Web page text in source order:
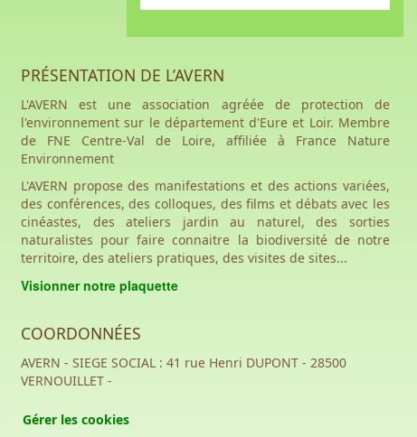
PRÉSENTATION DE L’AVERN
L'AVERN est une association agréée de protection de
l'environnement sur le département d'Eure et Loir. Membre
de FNE Centre-Val de Loire, affiliée à France Nature
Environnement
L'AVERN propose des manifestations et des actions variées,
des conférences, des colloques, des films et débats avec les
cinéastes, des ateliers jardin au naturel, des sorties
naturalistes pour faire connaitre la biodiversité de notre
territoire, des ateliers pratiques, des visites de sites...
Visionner notre plaquette
COORDONNÉES
AVERN - SIEGE SOCIAL : 41 rue Henri DUPONT - 28500
VERNOUILLET -
Gérer les cookies